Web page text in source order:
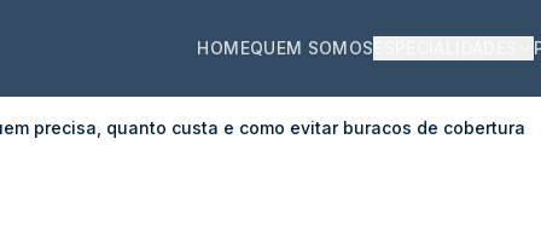
HOMEQUEM SOMOS
precisa, quanto custa e como evitar buracos de cobertura